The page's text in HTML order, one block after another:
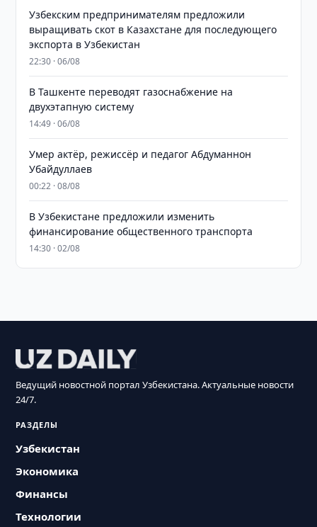
Узбекским предпринимателям предложили
выращивать скот в Казахстане для последующего
экспорта в Узбекистан
22:30 · 06/08
В Ташкенте переводят газоснабжение на
двухэтапную систему
14:49 · 06/08
Умер актёр, режиссёр и педагог Абдуманнон
Убайдуллаев
00:22 · 08/08
В Узбекистане предложили изменить
финансирование общественного транспорта
14:30 · 02/08
Ведущий новостной портал Узбекистана. Актуальные новости
24/7.
РАЗДЕЛЫ
Узбекистан
Экономика
Финансы
Технологии